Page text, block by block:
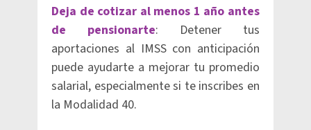
Deja de cotizar al menos 1 año antes
de pensionarte: Detener tus
aportaciones al IMSS con anticipación
puede ayudarte a mejorar tu promedio
salarial, especialmente si te inscribes en
la Modalidad 40.